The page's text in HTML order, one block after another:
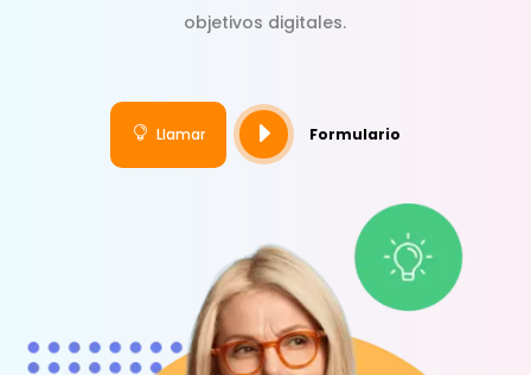
objetivos digitales.
 Llamar E Formulario